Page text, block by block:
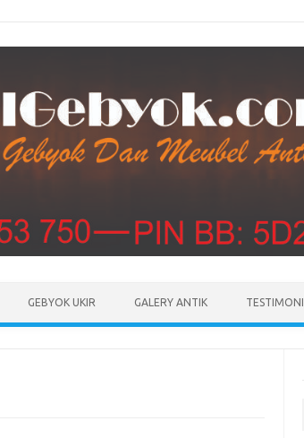
GEBYOK UKIR GALERY ANTIK TESTIMONI